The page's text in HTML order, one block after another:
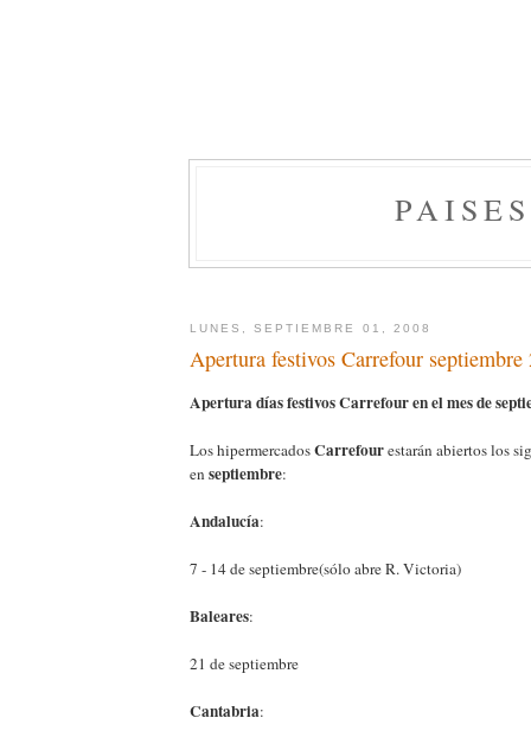
LUNES, SEPTIEMBRE 01, 2008
Apertura festivos Carrefour septiembre
Apertura días festivos Carrefour en el mes de
Los hipermercadosCarrefourestarán abiertos los
en septiembre:
Andalucía:
7 - 14 de septiembre(sólo abre R. Victoria)
Baleares:
21 de septiembre
Cantabria: